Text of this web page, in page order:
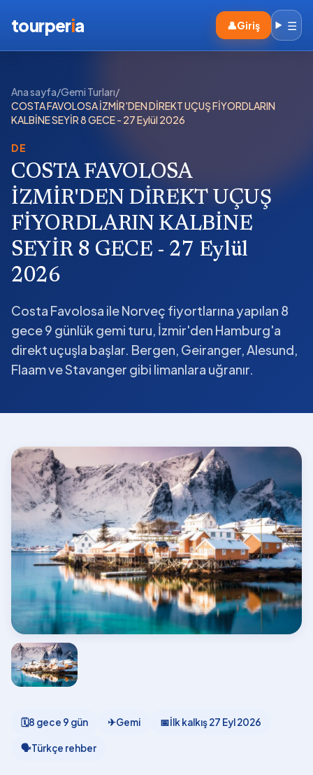
tourperia 👤Giriş ☰
Ana sayfa/Gemi Turları/
COSTA FAVOLOSA İZMİR'DEN DİREKT UÇUŞ FİYORDLARIN
KALBİNE SEYİR 8 GECE - 27 Eylül 2026
DE
COSTA FAVOLOSA
İZMİR'DEN DİREKT UÇUŞ
FİYORDLARIN KALBİNE
SEYİR 8 GECE - 27 Eylül
2026
Costa Favolosa ile Norveç fiyortlarına yapılan 8
gece 9 günlük gemi turu, İzmir'den Hamburg'a
direkt uçuşla başlar. Bergen, Geiranger, Alesund,
Flaam ve Stavanger gibi limanlara uğranır.
🗓8 gece 9 gün ✈Gemi 📅İlk kalkış27 Eyl 2026
🗣Türkçe rehber